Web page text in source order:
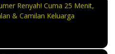
Renyah! Cuma 25 Menit,
& Camilan Keluarga